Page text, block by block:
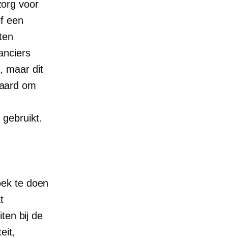
voor
een
maar dit
om
gebruikt.
te doen
bij de